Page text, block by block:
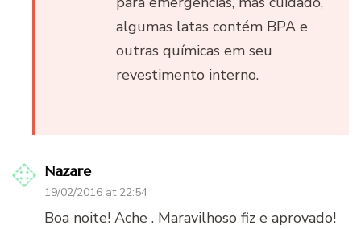
algumas latas contém BPA e
outras químicas em seu
revestimento interno.
Nazare
19/02/2016 at 22:54
Boa noite! Ache . Maravilhoso fiz e aprovado!